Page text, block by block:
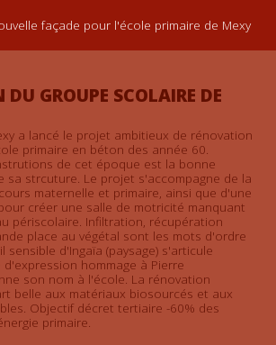
façade pour l'école primaire de Mexy
GROUPE SCOLAIRE DE
a lancé le projet ambitieux de rénovation
primaire en béton des année 60.
de cet époque est la bonne
sa strcuture. Le projet s'accompagne de la
maternelle et primaire, ainsi que d'une
créer une salle de motricité manquant
périscolaire. Infiltration, récupération
place au végétal sont les mots d'ordre
sensible d'Ingaïa (paysage) s'articule
hommage à Pierre
son nom à l'école. La rénovation
belle aux matériaux biosourcés et aux
Objectif décret tertiaire -60% des
primaire.